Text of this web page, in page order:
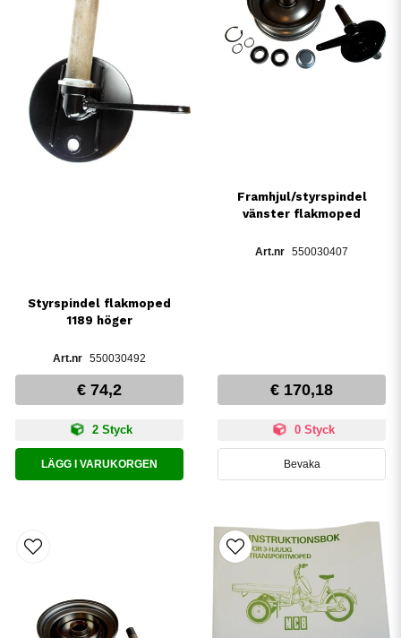
Styrspindel flakmoped
1189 höger
550030492
€ 74,2
2 Styck
LÄGG I VARUKORGEN
Framhjul/styrspindel
vänster flakmoped
550030407
€ 170,18
0 Styck
Bevaka